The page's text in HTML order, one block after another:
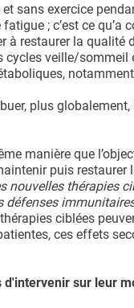
sans exercice
; c’est ce
à restaurer la qualité
veille/
plus
manière que
puis restaurer
thérapies
ciblées
ces effets
d'intervenir sur leur